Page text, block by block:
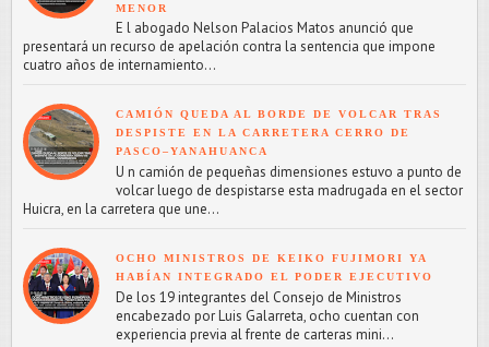
MENOR
E l abogado Nelson Palacios Matos anunció que
presentará un recurso de apelación contra la sentencia que impone
cuatro años de internamiento...
CAMIÓN QUEDA AL BORDE DE VOLCAR TRAS
DESPISTE EN LA CARRETERA CERRO DE
PASCO–YANAHUANCA
U n camión de pequeñas dimensiones estuvo a punto de
volcar luego de despistarse esta madrugada en el sector
Huicra, en la carretera que une...
OCHO MINISTROS DE KEIKO FUJIMORI YA
HABÍAN INTEGRADO EL PODER EJECUTIVO
De los 19 integrantes del Consejo de Ministros
encabezado por Luis Galarreta, ocho cuentan con
experiencia previa al frente de carteras mini...